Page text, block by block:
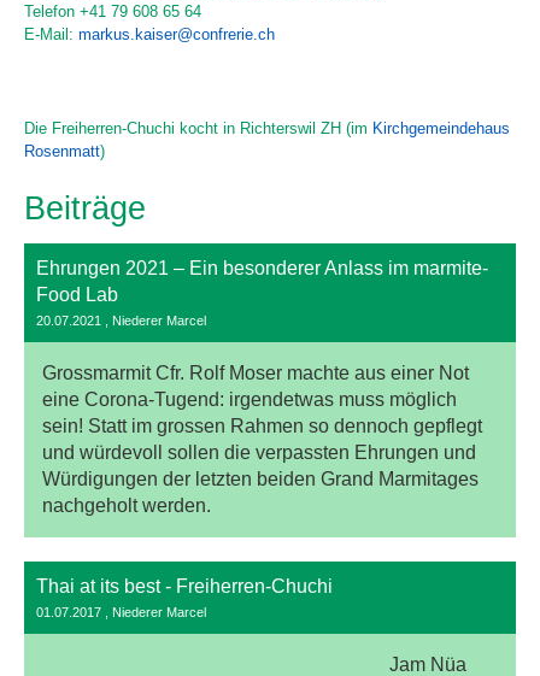
Telefon +41 79 608 65 64
E-Mail: markus.kaiser@confrerie.ch
Die Freiherren-Chuchi kocht in Richterswil ZH (im Kirchgemeindehaus
Rosenmatt)
Beiträge
Ehrungen 2021 – Ein besonderer Anlass im marmite-
Food Lab
20.07.2021 , Niederer Marcel
Grossmarmit Cfr. Rolf Moser machte aus einer Not
eine Corona-Tugend: irgendetwas muss möglich
sein! Statt im grossen Rahmen so dennoch gepflegt
und würdevoll sollen die verpassten Ehrungen und
Würdigungen der letzten beiden Grand Marmitages
nachgeholt werden.
Thai at its best - Freiherren-Chuchi
01.07.2017 , Niederer Marcel
Jam Nüa